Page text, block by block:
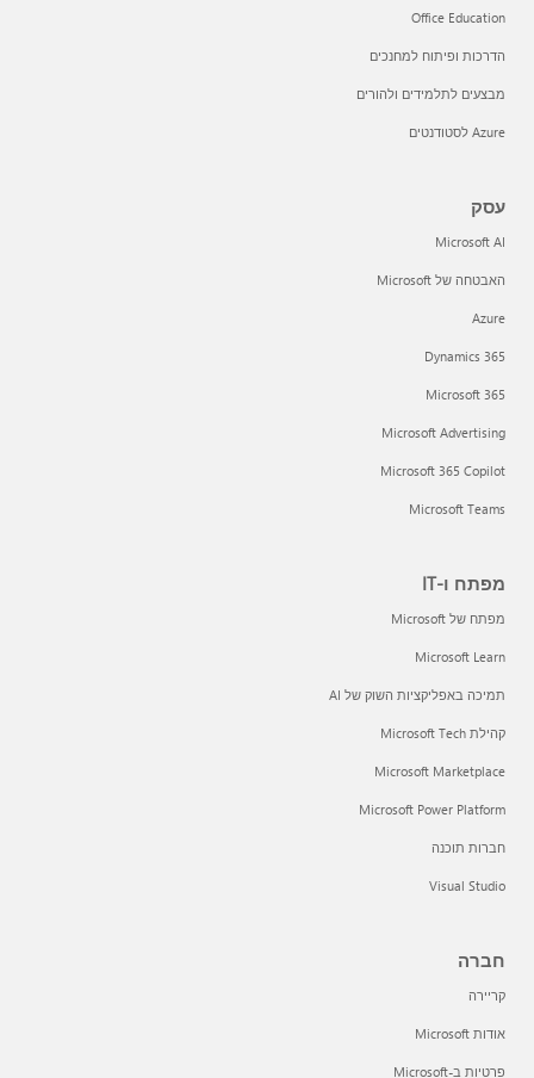
Office Education
הדרכות ופיתוח למחנכים
מבצעים לתלמידים ולהורים
Azure לסטודנטים
עסק
Microsoft AI
האבטחה של Microsoft
Azure
Dynamics 365
Microsoft 365
Microsoft Advertising
Microsoft 365 Copilot
Microsoft Teams
מפתח ו-IT
מפתח של Microsoft
Microsoft Learn
תמיכה באפליקציות השוק של AI
קהילת Microsoft Tech
Microsoft Marketplace
Microsoft Power Platform
חברות תוכנה
Visual Studio
חברה
קריירה
אודות Microsoft
פרטיות ב-Microsoft